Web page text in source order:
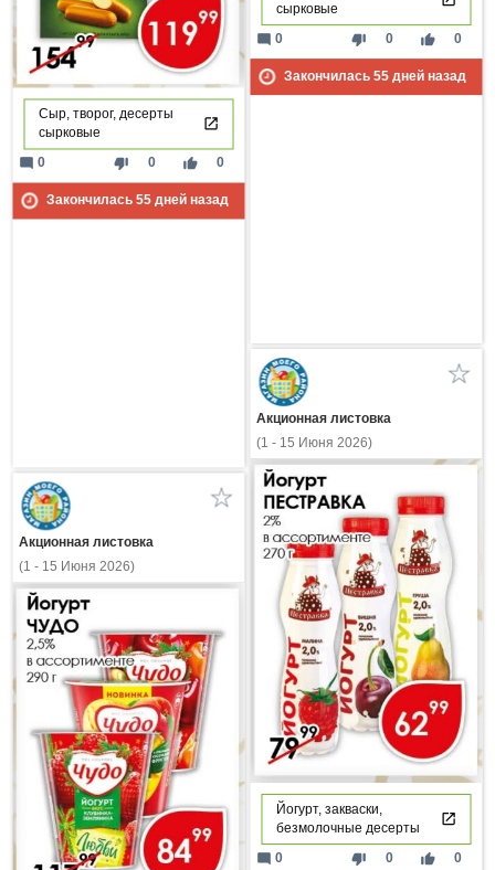
сырковые
thumb_down 0 thumb_up 0
mode_comment 0
Закончилась 55дней назад
Сыр, творог, десерты
сырковые
thumb_down 0 thumb_up 0
mode_comment 0
Закончилась 55дней назад
Акционная листовка
(1 - 15 Июня 2026)
Йогурт, закваски,
безмолочные десерты
thumb_down 0 thumb_up 0
mode_comment 0
Акционная листовка
(1 - 15 Июня 2026)